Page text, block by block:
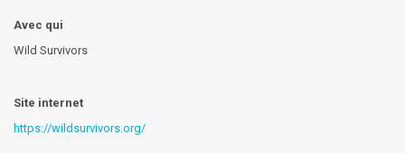
Avec qui
Wild Survivors
Site internet
https://wildsurvivors.org/